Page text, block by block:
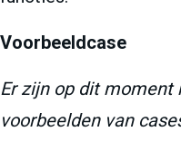
Voorbeeldcase
Er zijn op dit moment
voorbeelden van